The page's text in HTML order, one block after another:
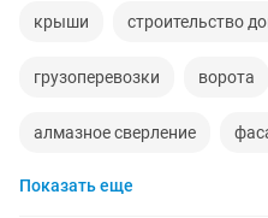
крыши строительство
грузоперевозки ворота
алмазное сверление
вывоз мусора
Показать еще